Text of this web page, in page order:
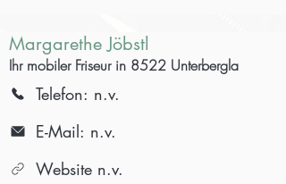
Margarethe Jöbstl
Ihr mobiler Friseur in 8522 Unterbergla
Telefon: n.v.
E-Mail: n.v.
Website n.v.